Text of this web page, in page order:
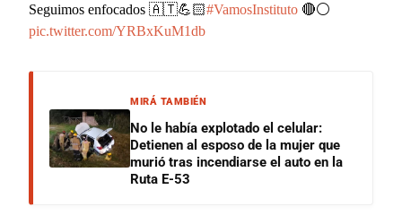
Seguimos enfocados 🇦🇹💪🏻#VamosInstituto 🔴⚪️
pic.twitter.com/YRBxKuM1db
MIRÁ TAMBIÉN
No le había explotado el celular:
Detienen al esposo de la mujer que
murió tras incendiarse el auto en la
Ruta E-53